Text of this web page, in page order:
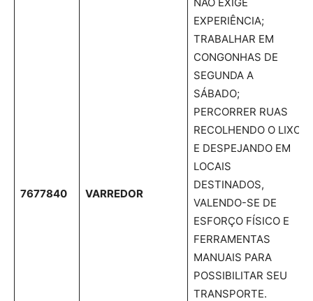
7677840 VARREDOR
EXPERIÊNCIA;
TRABALHAR EM
CONGONHAS DE
SEGUNDA A
SÁBADO;
PERCORRER RUAS
RECOLHENDO O LIXO
E DESPEJANDO EM
LOCAIS
DESTINADOS,
VALENDO-SE DE
ESFORÇO FÍSICO E
FERRAMENTAS
MANUAIS PARA
POSSIBILITAR SEU
TRANSPORTE.